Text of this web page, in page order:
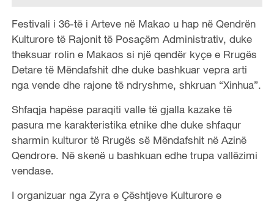
Festivali i 36-të i Arteve në Makao u hap në Qendrën
Kulturore të Rajonit të Posaçëm Administrativ, duke
theksuar rolin e Makaos si një qendër kyçe e Rrugës
Detare të Mëndafshit dhe duke bashkuar vepra arti
nga vende dhe rajone të ndryshme, shkruan “Xinhua”.
Shfaqja hapëse paraqiti valle të gjalla kazake të
pasura me karakteristika etnike dhe duke shfaqur
sharmin kulturor të Rrugës së Mëndafshit në Azinë
Qendrore. Në skenë u bashkuan edhe trupa vallëzimi
vendase.
I organizuar nga Zyra e Çështjeve Kulturore e